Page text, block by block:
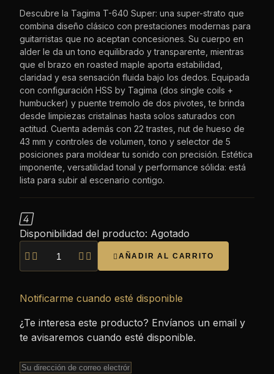
Descubre la Tagima T-640 Super: una super-strato que
combina diseño clásico con prestaciones modernas para
guitarristas que no aceptan concesiones. Su cuerpo en
alder le da un tono equilibrado y transparente, mientras
que el brazo en roasted maple aporta estabilidad,
claridad y esa sensación fluida bajo los dedos. Equipada
con configuración HSS by Tagima (dos single coils +
humbucker) y puente tremolo de dos pivotes, te brinda
desde limpiezas cristalinas hasta solos saturados con
actitud. Cuenta además con 22 trastes, nut de hueso de
43 mm y controles de volumen, tono y selector de 5
posiciones para moldear tu sonido con precisión. Estética
imponente, versatilidad tonal y performance sólida: está
lista para subir al escenario contigo.

Disponibilidad del producto: Agotado
     AÑADIR AL CARRITO
Notificarme cuando esté disponible
¿Te interesa este producto? Envíanos un email y
te avisaremos cuando esté disponible.